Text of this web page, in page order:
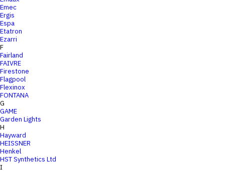
Emec
Ergis
Espa
Etatron
Ezarri
F
Fairland
FAIVRE
Firestone
Flagpool
Flexinox
FONTANA
G
GAME
Garden Lights
H
Hayward
HEISSNER
Henkel
HST Synthetics Ltd
I